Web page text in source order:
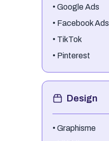
• Google Ads
• Facebook Ads
• TikTok
• Pinterest
Design
• Graphisme